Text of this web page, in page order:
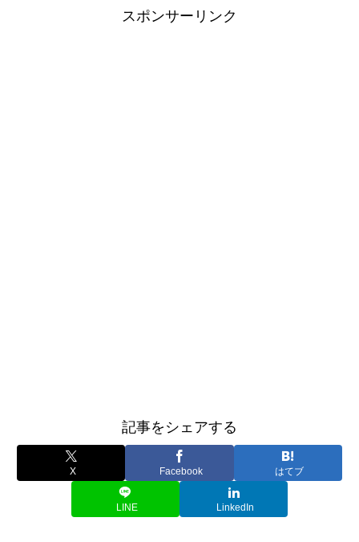
スポンサーリンク
記事をシェアする
X Facebook はてブ
LINE LinkedIn